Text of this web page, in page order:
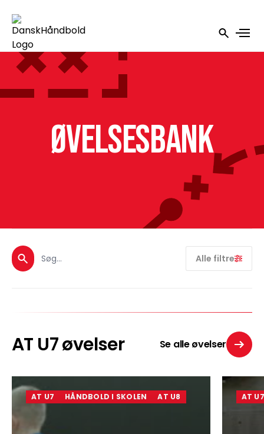
Øvelsesbank
Alle filtre
AT U7 øvelser Se alle øvelser
AT U7 HÅNDBOLD I SKOLEN AT U8 AT U7